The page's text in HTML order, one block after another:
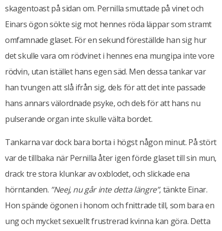
skagentoast på sidan om. Pernilla smuttade på vinet och
Einars ögon sökte sig mot hennes röda läppar som stramt
omfamnade glaset. För en sekund föreställde han sig hur
det skulle vara om rödvinet i hennes ena mungipa inte vore
rödvin, utan istället hans egen säd. Men dessa tankar var
han tvungen att slå ifrån sig, dels för att det inte passade
hans annars välordnade psyke, och dels för att hans nu
pulserande organ inte skulle välta bordet.
Tankarna var dock bara borta i högst någon minut. På stört
var de tillbaka när Pernilla åter igen förde glaset till sin mun,
drack tre stora klunkar av oxblodet, och slickade ena
hörntanden. ”Neej, nu går inte detta längre”, tänkte Einar.
Hon spände ögonen i honom och fnittrade till, som bara en
ung och mycket sexuellt frustrerad kvinna kan göra. Detta